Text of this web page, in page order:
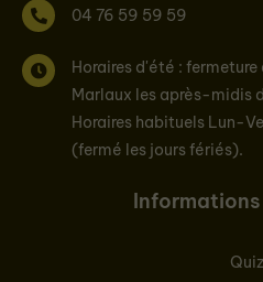
04 76 59 59 59
Horaires d'été :
Marlaux les après-midis
Horaires habituels Lun-
(fermé les jours fériés).
Quiz